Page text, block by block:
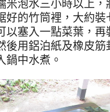
米泡水三小時以上，
好的竹筒裡，大約裝
以塞入一點菜葉，再
後用鋁泊紙及橡皮筋
鍋中水煮。